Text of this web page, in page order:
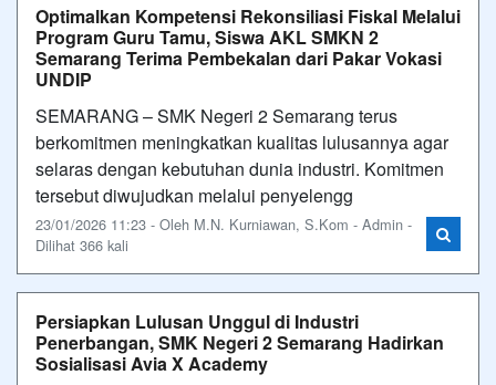
Optimalkan Kompetensi Rekonsiliasi Fiskal Melalui
Program Guru Tamu, Siswa AKL SMKN 2
Semarang Terima Pembekalan dari Pakar Vokasi
UNDIP
SEMARANG – SMK Negeri 2 Semarang terus
berkomitmen meningkatkan kualitas lulusannya agar
selaras dengan kebutuhan dunia industri. Komitmen
tersebut diwujudkan melalui penyelengg
23/01/2026 11:23 - Oleh M.N. Kurniawan, S.Kom - Admin -
Dilihat 366 kali
Persiapkan Lulusan Unggul di Industri
Penerbangan, SMK Negeri 2 Semarang Hadirkan
Sosialisasi Avia X Academy